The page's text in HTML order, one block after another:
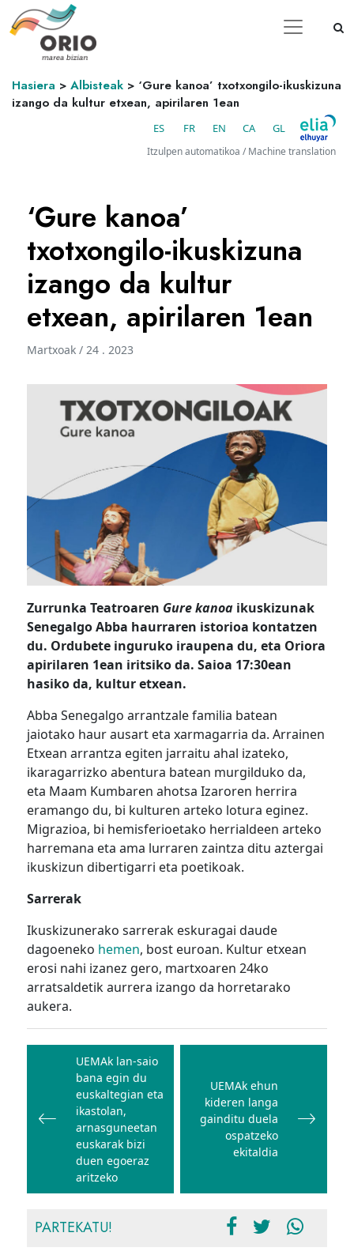
Hasiera > Albisteak > ‘Gure kanoa’ txotxongilo-ikuskizuna
izango da kultur etxean, apirilaren 1ean
ES FR EN CA GL
Itzulpen automatikoa / Machine translation
‘Gure kanoa’
txotxongilo-ikuskizuna
izango da kultur
etxean, apirilaren 1ean
Martxoak / 24 . 2023
Zurrunka Teatroaren Gure kanoa ikuskizunak
Senegalgo Abba haurraren istorioa kontatzen
du. Ordubete inguruko iraupena du, eta Oriora
apirilaren 1ean iritsiko da. Saioa 17:30ean
hasiko da, kultur etxean.
Abba Senegalgo arrantzale familia batean
jaiotako haur ausart eta xarmagarria da. Arrainen
Etxean arrantza egiten jarraitu ahal izateko,
ikaragarrizko abentura batean murgilduko da,
eta Maam Kumbaren ahotsa Izaroren herrira
eramango du, bi kulturen arteko lotura eginez.
Migrazioa, bi hemisferioetako herrialdeen arteko
harremana eta ama lurraren zaintza ditu aztergai
ikuskizun dibertigarri eta poetikoak.
Sarrerak
Ikuskizunerako sarrerak eskuragai daude
dagoeneko hemen, bost euroan. Kultur etxean
erosi nahi izanez gero, martxoaren 24ko
arratsaldetik aurrera izango da horretarako
aukera.
Bidalketetan
zehar
nabigatu
UEMAk lan-saio
bana egin du
euskaltegian eta
ikastolan,
arnasguneetan
euskarak bizi
duen egoeraz
aritzeko
UEMAk ehun
kideren langa
gainditu duela
ospatzeko
ekitaldia
PARTEKATU!